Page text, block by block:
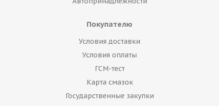
Покупателю
Условия доставки
Условия оплаты
ГСМ-тест
Карта смазок
Государственные закупки